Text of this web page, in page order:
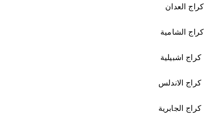
كراج العدان
كراج الشامية
كراج اشبيلية
كراج الاندلس
كراج الجابرية